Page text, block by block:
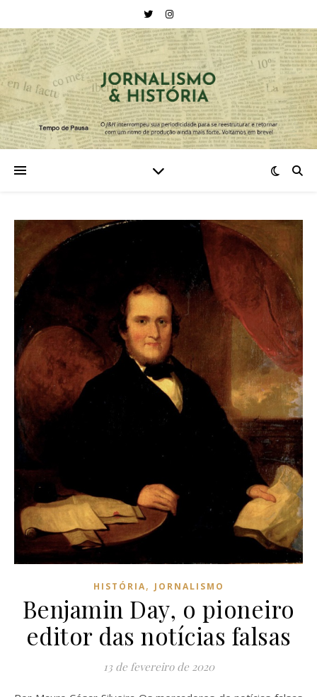
HISTÓRIA, JORNALISMO
Benjamin Day, o pioneiro
editor das notícias falsas
13 de fevereiro de 2020